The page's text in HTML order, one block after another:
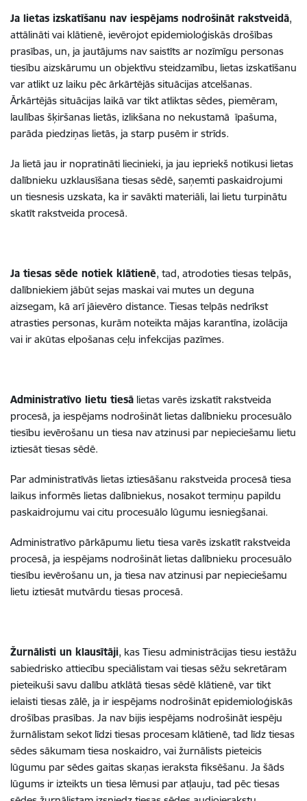
Ja lietas izskatīšanu nav iespējams nodrošināt rakstveidā,
attālināti vai klātienē, ievērojot epidemioloģiskās drošības
prasības, un, ja jautājums nav saistīts ar nozīmīgu personas
tiesību aizskārumu un objektīvu steidzamību, lietas izskatīšanu
var atlikt uz laiku pēc ārkārtējās situācijas atcelšanas.
Ārkārtējās situācijas laikā var tikt atliktas sēdes, piemēram,
laulības šķiršanas lietās, izlikšana no nekustamā īpašuma,
parāda piedziņas lietās, ja starp pusēm ir strīds.
Ja lietā jau ir nopratināti liecinieki, ja jau iepriekš notikusi lietas
dalībnieku uzklausīšana tiesas sēdē, saņemti paskaidrojumi
un tiesnesis uzskata, ka ir savākti materiāli, lai lietu turpinātu
skatīt rakstveida procesā.
Ja tiesas sēde notiek klātienē, tad, atrodoties tiesas telpās,
dalībniekiem jābūt sejas maskai vai mutes un deguna
aizsegam, kā arī jāievēro distance. Tiesas telpās nedrīkst
atrasties personas, kurām noteikta mājas karantīna, izolācija
vai ir akūtas elpošanas ceļu infekcijas pazīmes.
Administratīvo lietu tiesā lietas varēs izskatīt rakstveida
procesā, ja iespējams nodrošināt lietas dalībnieku procesuālo
tiesību ievērošanu un tiesa nav atzinusi par nepieciešamu lietu
iztiesāt tiesas sēdē.
Par administratīvās lietas iztiesāšanu rakstveida procesā tiesa
laikus informēs lietas dalībniekus, nosakot termiņu papildu
paskaidrojumu vai citu procesuālo lūgumu iesniegšanai.
Administratīvo pārkāpumu lietu tiesa varēs izskatīt rakstveida
procesā, ja iespējams nodrošināt lietas dalībnieku procesuālo
tiesību ievērošanu un, ja tiesa nav atzinusi par nepieciešamu
lietu iztiesāt mutvārdu tiesas procesā.
Žurnālisti un klausītāji, kas Tiesu administrācijas tiesu iestāžu
sabiedrisko attiecību speciālistam vai tiesas sēžu sekretāram
pieteikuši savu dalību atklātā tiesas sēdē klātienē, var tikt
ielaisti tiesas zālē, ja ir iespējams nodrošināt epidemioloģiskās
drošības prasības. Ja nav bijis iespējams nodrošināt iespēju
žurnālistam sekot līdzi tiesas procesam klātienē, tad līdz tiesas
sēdes sākumam tiesa noskaidro, vai žurnālists pieteicis
lūgumu par sēdes gaitas skaņas ieraksta fiksēšanu. Ja šāds
lūgums ir izteikts un tiesa lēmusi par atļauju, tad pēc tiesas